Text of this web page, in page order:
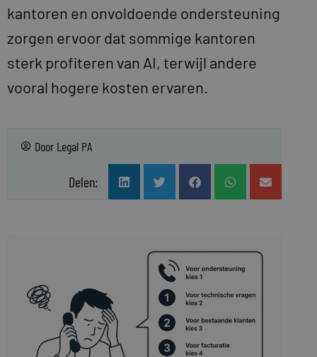
kantoren en onvoldoende ondersteuning
zorgen ervoor dat sommige kantoren
sterk profiteren van AI, terwijl andere
vooral hogere kosten ervaren.
Door Legal PA
Delen: